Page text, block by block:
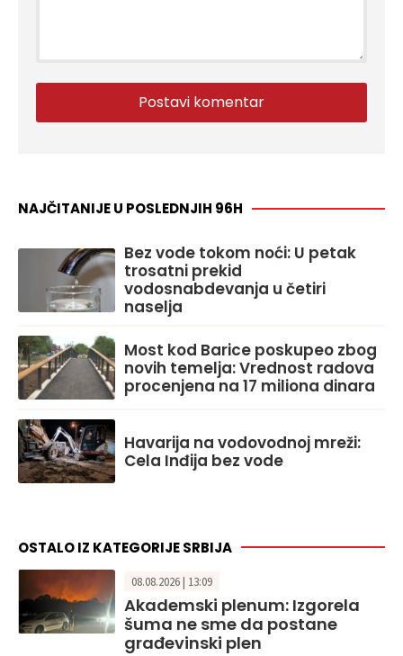
NAJČITANIJE U POSLEDNJIH 96H
Bez vode tokom noći: U petak
trosatni prekid
vodosnabdevanja u četiri
naselja
Most kod Barice poskupeo zbog
novih temelja: Vrednost radova
procenjena na 17 miliona dinara
Havarija na vodovodnoj mreži:
Cela Inđija bez vode
OSTALO IZ KATEGORIJE SRBIJA
08.08.2026 | 13:09
Akademski plenum: Izgorela
šuma ne sme da postane
građevinski plen